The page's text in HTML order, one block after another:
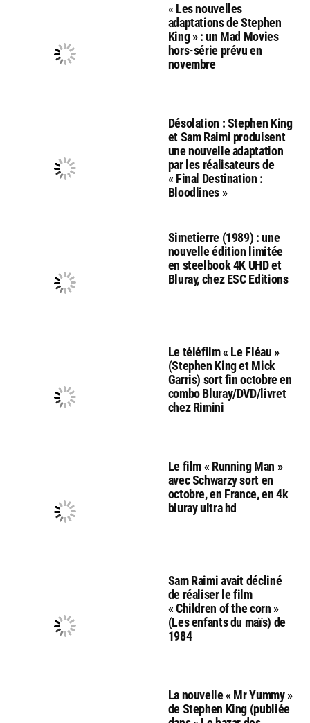
« Les nouvelles
adaptations de Stephen
King » : un Mad Movies
hors-série prévu en
novembre
Désolation : Stephen King
et Sam Raimi produisent
une nouvelle adaptation
par les réalisateurs de
« Final Destination :
Bloodlines »
Simetierre (1989) : une
nouvelle édition limitée
en steelbook 4K UHD et
Bluray, chez ESC Editions
Le téléfilm « Le Fléau »
(Stephen King et Mick
Garris) sort fin octobre en
combo Bluray/DVD/livret
chez Rimini
Le film « Running Man »
avec Schwarzy sort en
octobre, en France, en 4k
bluray ultra hd
Sam Raimi avait décliné
de réaliser le film
« Children of the corn »
(Les enfants du maïs) de
1984
La nouvelle « Mr Yummy »
de Stephen King (publiée